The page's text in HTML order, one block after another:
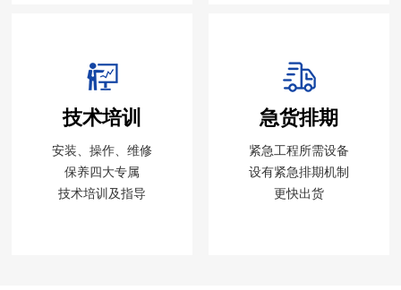
技术培训
安装、操作、维修
保养四大专属
技术培训及指导
急货排期
紧急工程所需设备
设有紧急排期机制
更快出货